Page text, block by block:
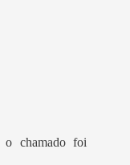
chamado foi